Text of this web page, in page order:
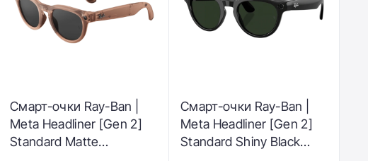
Смарт-очки Ray-Ban |
Meta Headliner [Gen 2]
Standard Matte
Смарт-очки Ray-Ban |
Meta Headliner [Gen 2]
Standard Shiny Black